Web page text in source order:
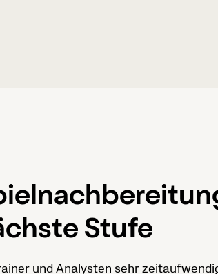
Stufe
und Analysten sehr